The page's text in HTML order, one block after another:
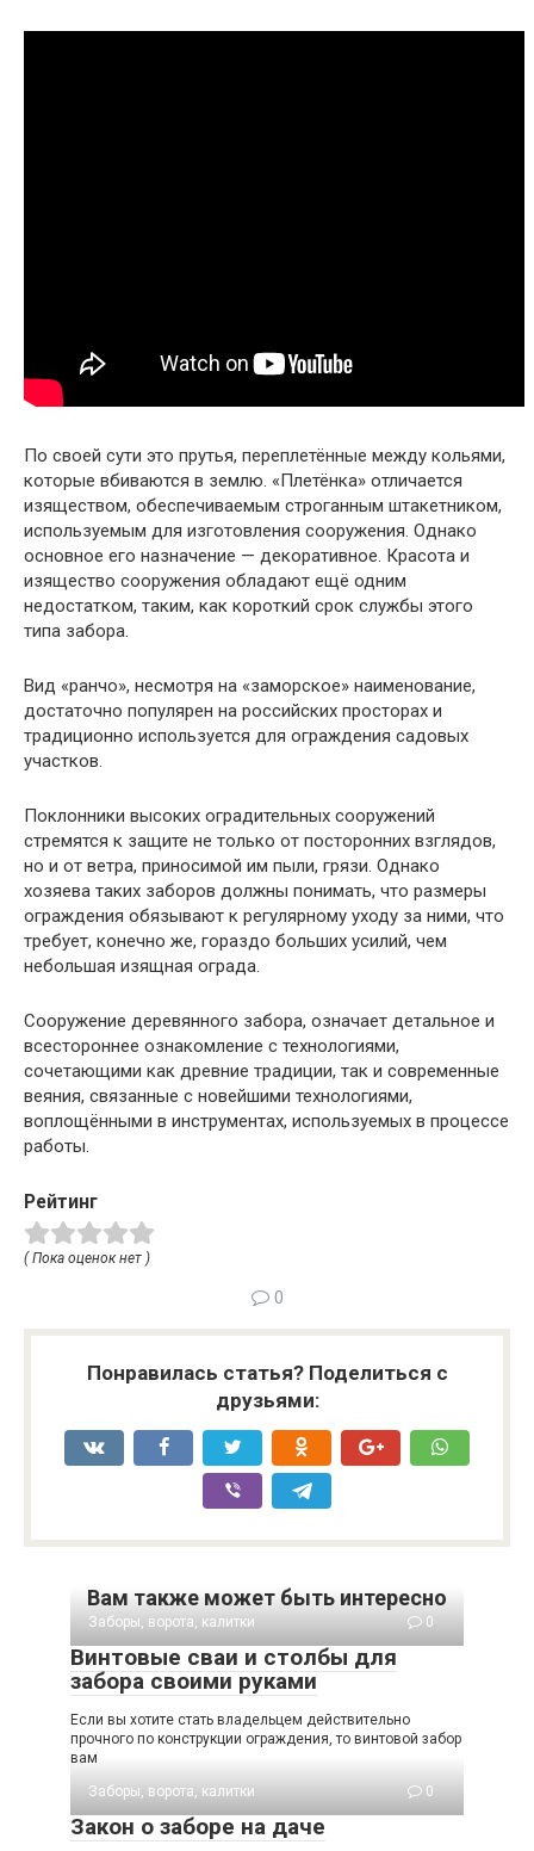
По своей сути это прутья, переплетённые между кольями,
которые вбиваются в землю. «Плетёнка» отличается
изяществом, обеспечиваемым строганным штакетником,
используемым для изготовления сооружения. Однако
основное его назначение — декоративное. Красота и
изящество сооружения обладают ещё одним
недостатком, таким, как короткий срок службы этого
типа забора.
Вид «ранчо», несмотря на «заморское» наименование,
достаточно популярен на российских просторах и
традиционно используется для ограждения садовых
участков.
Поклонники высоких оградительных сооружений
стремятся к защите не только от посторонних взглядов,
но и от ветра, приносимой им пыли, грязи. Однако
хозяева таких заборов должны понимать, что размеры
ограждения обязывают к регулярному уходу за ними, что
требует, конечно же, гораздо больших усилий, чем
небольшая изящная ограда.
Сооружение деревянного забора, означает детальное и
всестороннее ознакомление с технологиями,
сочетающими как древние традиции, так и современные
веяния, связанные с новейшими технологиями,
воплощёнными в инструментах, используемых в процессе
работы.
Рейтинг
( Пока оценок нет )
0
Понравилась статья? Поделиться с
друзьями:
Вам также может быть интересно
Заборы, ворота, калитки 0
Винтовые сваи и столбы для
забора своими руками
Если вы хотите стать владельцем действительно
прочного по конструкции ограждения, то винтовой забор
вам
Заборы, ворота, калитки
0
Закон о заборе на даче